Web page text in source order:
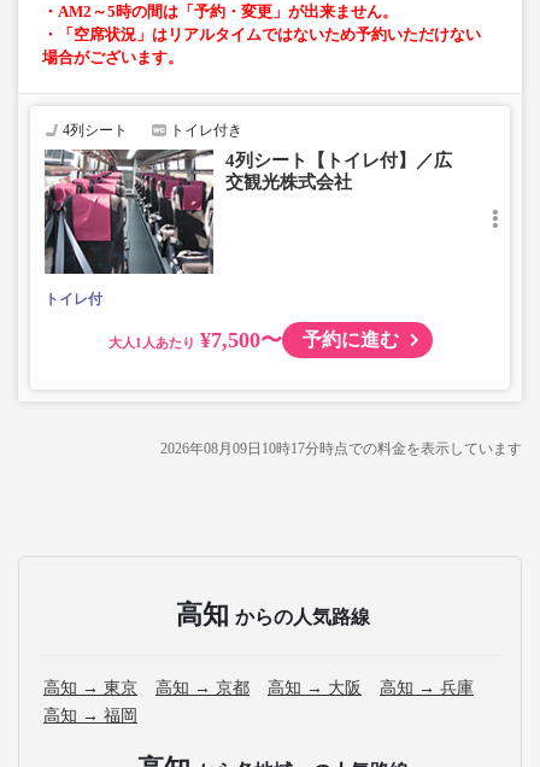
・AM2～5時の間は「予約・変更」が出来ません。
・「空席状況」はリアルタイムではないため予約いただけない
場合がございます。
4列シート トイレ付き
4列シート【トイレ付】／広
交観光株式会社
トイレ付
大人 ¥7,500〜 予約に進む
2026年08月09日10時17分時点での料金を表示しています
高知 からの人気路線
高知 → 東京 高知 → 京都 高知 → 大阪
高知 → 兵庫
高知 → 福岡